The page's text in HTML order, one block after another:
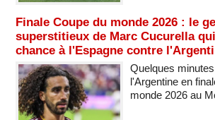
Finale Coupe du monde 2026 : le
superstitieux de Marc Cucurella
chance à l'Espagne contre
Quelques
l'Argentine en
monde 2026 au